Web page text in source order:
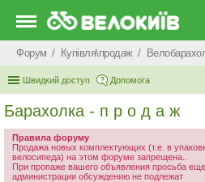
Форум Купівля\продаж
Швидкий доступ Допомога
Барахолка - п р о д а ж
Правила форуму
Продажа новых комплектующих (т.е. в
велосипеда) на этом форуме запрещена..
При пропаже вашего объявления просьба
администрации обсуждению не подлежат